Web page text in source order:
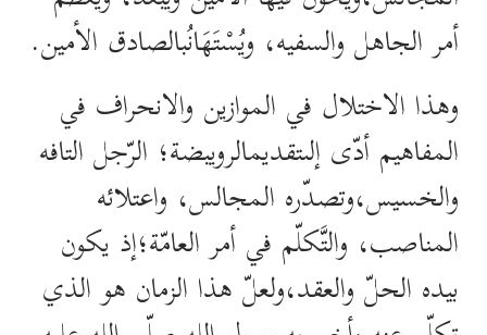
أمر الجاهل والسفيه، ويُسْتَهَانُبالصادق الأمين.
وهذا الاختلال في الموازين والانحراف في
المفاهيم أدّى إلىتقديمالرويبضة؛ الرّجل التافه
والخسيس،وتصدّره المجالس، واعتلائه
المناصب، والتَّكلّم في أمر العامّة؛إذ يكون
بيده الحلّ والعقد،ولعلّ هذا الزمان هو الذي